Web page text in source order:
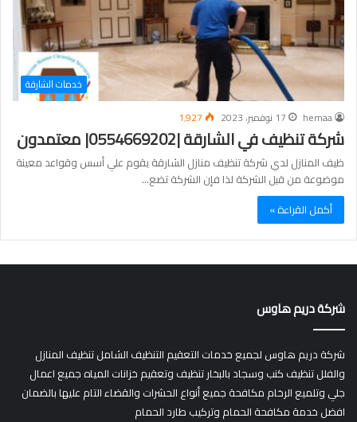
خدمات الشارقة
hemaa
17 نوفمبر، 2023 1٬927
شركة تنظيف في الشارقة |0554669202| معتمدون
ظيف المنازل لدي شركة تنظيف منازل الشارقة يقوم علي أسس وقواعد معينة
موضوعة من قبل الشركة لذا فإن الشركة تضع…
أكمل القراءة »
شركة دريم هاوس
شركة دريم هاوس لجميع خدمات التعقيم التنظيف الشامل تنظيف المنازل
والفلل تنظيف كنب وسجاد بالبخار تنظيف وتعقيم خزانات المياه جميع اعمال
جلي وتلميع الرخام مكافحة جميع أنواع الحشرات والقضاء التام عليها بالضمان
افضل خدمة مكافحة الحمام وتركيب طارد الحمام